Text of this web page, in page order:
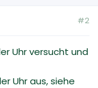
#2
Uhr versucht und
Uhr aus, siehe